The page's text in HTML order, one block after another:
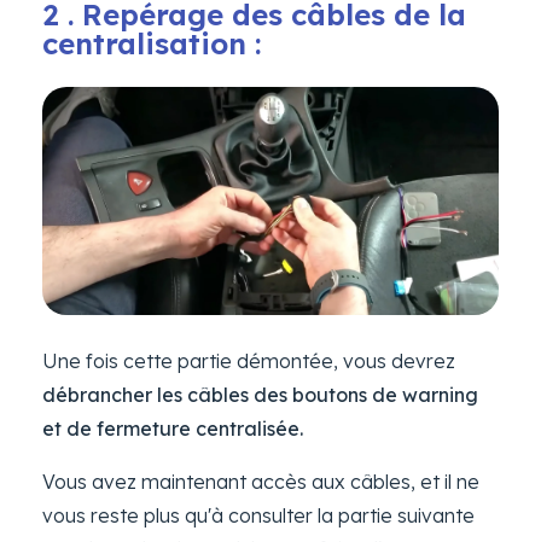
2 . Repérage des câbles de la
centralisation :
Une fois cette partie démontée, vous devrez
débrancher les câbles des boutons de warning
et de fermeture centralisée.
Vous avez maintenant accès aux câbles, et il ne
vous reste plus qu'à consulter la partie suivante